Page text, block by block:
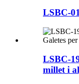
LSBC-
LSBC-
millet i